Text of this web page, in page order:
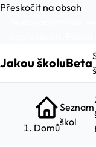
Přeskočit na obsah
Testovací provoz,
Jakou školuBeta
Domů
Seznam
škol